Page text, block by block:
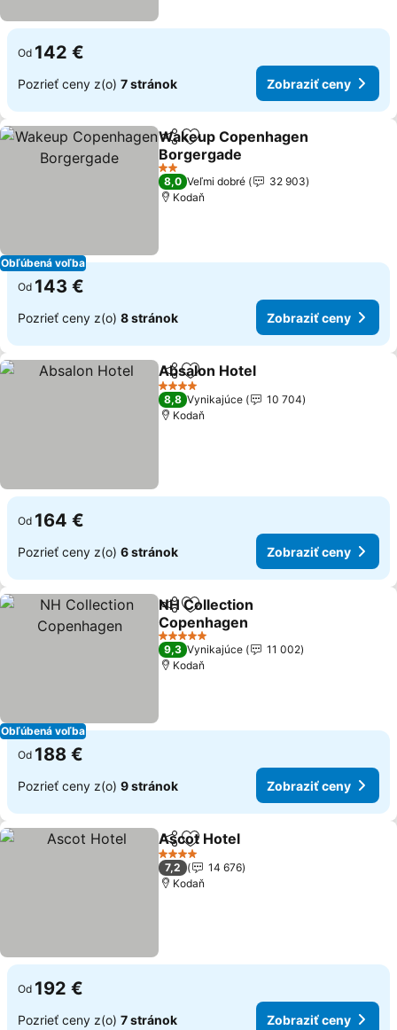
Od 142 €
Pozrieť ceny z(o) 7 stránok Zobraziť ceny
Obľúbená voľba
ZdieľaťPridať do obľúbených
Wakeup Copenhagen
Borgergade
2 Počet hviezdičiek
8,0 Veľmi dobré
32 903
Kodaň
Od 143 €
Pozrieť ceny z(o) 8 stránok Zobraziť ceny
ZdieľaťPridať do obľúbených
Absalon Hotel
4 Počet hviezdičiek
8,8 Vynikajúce
10 704
Kodaň
Od 164 €
Pozrieť ceny z(o) 6 stránok Zobraziť ceny
Obľúbená voľba
ZdieľaťPridať do obľúbených
NH Collection
Copenhagen
5 Počet hviezdičiek
9,3 Vynikajúce
11 002
Kodaň
Od 188 €
Pozrieť ceny z(o) 9 stránok Zobraziť ceny
ZdieľaťPridať do obľúbených
Ascot Hotel
4 Počet hviezdičiek
7,2
14 676
Kodaň
Od 192 €
Pozrieť ceny z(o) 7 stránok Zobraziť ceny